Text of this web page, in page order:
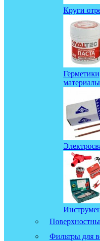
Круги
материалы
Фильтры для